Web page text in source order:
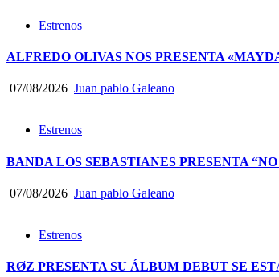
Estrenos
ALFREDO OLIVAS NOS PRESENTA
07/08/2026 Juan pablo Galeano
Estrenos
BANDA LOS SEBASTIANES PRESENTA
07/08/2026 Juan pablo Galeano
Estrenos
RØZ PRESENTA SU ÁLBUM DEBUT SE